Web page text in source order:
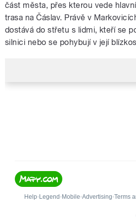
část města, přes kterou vede
trasa na Čáslav. Právě v
dostává do střetu s lidmi, kteří se
silnici nebo se pohybují v její